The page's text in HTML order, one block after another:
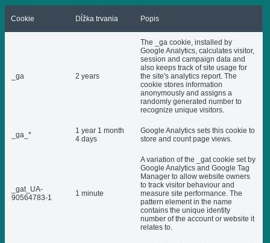
Cookie Dĺžka trvania Popis
_ga 2 years
The _ga cookie, installed by
Google Analytics, calculates visitor,
session and campaign data and
also keeps track of site usage for
the site's analytics report. The
cookie stores information
anonymously and assigns a
randomly generated number to
recognize unique visitors.
_ga_*
1 year 1 month
4 days
Google Analytics sets this cookie to
store and count page views.
_gat_UA-
90564783-1
1 minute
A variation of the _gat cookie set by
Google Analytics and Google Tag
Manager to allow website owners
to track visitor behaviour and
measure site performance. The
pattern element in the name
contains the unique identity
number of the account or website it
relates to.